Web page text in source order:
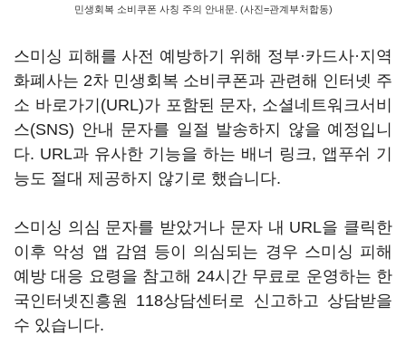
민생회복 소비쿠폰 사칭 주의 안내문. (사진=관계부처합동)
스미싱 피해를 사전 예방하기 위해 정부·카드사·지역
화폐사는 2차 민생회복 소비쿠폰과 관련해 인터넷 주
소 바로가기(URL)가 포함된 문자, 소셜네트워크서비
스(SNS) 안내 문자를 일절 발송하지 않을 예정입니
다. URL과 유사한 기능을 하는 배너 링크, 앱푸쉬 기
능도 절대 제공하지 않기로 했습니다.
스미싱 의심 문자를 받았거나 문자 내 URL을 클릭한
이후 악성 앱 감염 등이 의심되는 경우 스미싱 피해
예방 대응 요령을 참고해 24시간 무료로 운영하는 한
국인터넷진흥원 118상담센터로 신고하고 상담받을
수 있습니다.